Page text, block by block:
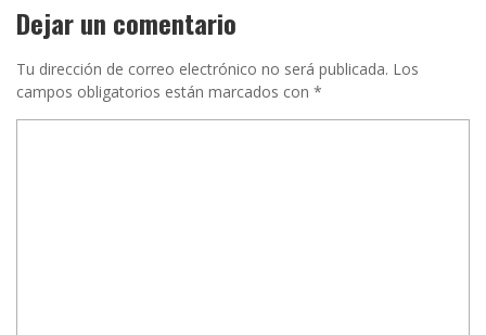
Dejar un comentario
Tu dirección de correo electrónico no será publicada. Los
campos obligatorios están marcados con *